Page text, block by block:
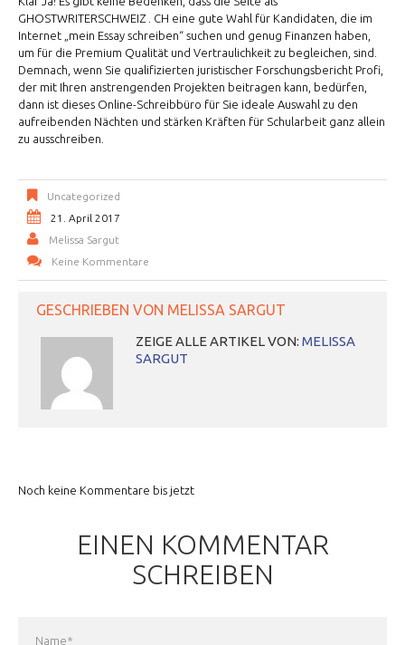
GHOSTWRITERSCHWEIZ . CH eine gute Wahl für Kandidaten, die im
Internet „mein Essay schreiben“ suchen und genug Finanzen haben,
um für die Premium Qualität und Vertraulichkeit zu begleichen, sind.
Demnach, wenn Sie qualifizierten juristischer Forschungsbericht Profi,
der mit Ihren anstrengenden Projekten beitragen kann, bedürfen,
dann ist dieses Online-Schreibbüro für Sie ideale Auswahl zu den
aufreibenden Nächten und stärken Kräften für Schularbeit ganz allein
zu ausschreiben.
Uncategorized
21. April 2017
Melissa Sargut
Keine Kommentare
GESCHRIEBEN VON MELISSA SARGUT
ZEIGE ALLE ARTIKEL VON: MELISSA
SARGUT
Noch keine Kommentare bis jetzt
EINEN KOMMENTAR
SCHREIBEN